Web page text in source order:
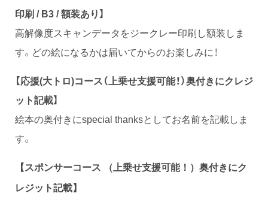
印刷 / B3 / 額装あり】
高解像度スキャンデータをジークレー印刷し額装しま
す。どの絵になるかは届いてからのお楽しみに！
【応援(大トロ)コース（上乗せ支援可能！）奥付きにクレジ
ット記載】
絵本の奥付きにspecial thanksとしてお名前を記載しま
す。
【スポンサーコース （上乗せ支援可能！） 奥付きにク
レジット記載】